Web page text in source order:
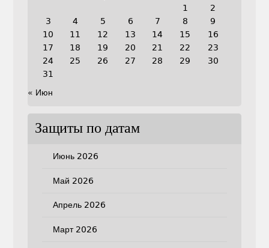
1
2
3
4 5 6 7 8
9
10
11 12 13 14 15
16
17
18 19 20 21 22
23
24
25 26 27 28 29
30
31
« Июн
Защиты по датам
Июнь 2026
Май 2026
Апрель 2026
Март 2026